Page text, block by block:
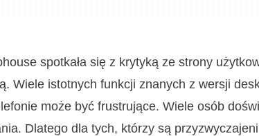
spotkała się z krytyką ze strony
Wiele istotnych funkcji znanych z wersji
może być frustrujące. Wiele osób
Dlatego dla tych, którzy są